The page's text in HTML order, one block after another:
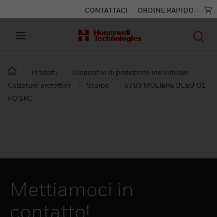
CONTATTACI ORDINE RAPIDO
Prodotti
Dispositivi di protezione individuale
Calzature protettive
Scarpe
6763 MOLIERE BLEU O1
FO SRC
Mettiamoci in
contatto!